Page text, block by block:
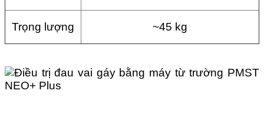
Trọng lượng ~45 kg